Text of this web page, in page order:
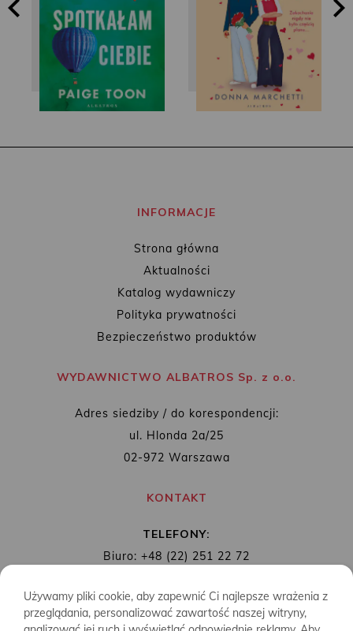
INFORMACJE
Strona główna
Aktualności
Katalog wydawniczy
Polityka prywatności
Bezpieczeństwo produktów
WYDAWNICTWO ALBATROS Sp. z o.o.
Adres siedziby / do korespondencji:
ul. Hlonda 2a/25
02-972 Warszawa
KONTAKT
TELEFONY:
Biuro: +48 (22) 251 22 72
MAIL: biuro@wydawnictwoalbatros.com
Używamy pliki cookie, aby zapewnić Ci najlepsze wrażenia z
przeglądania, personalizować zawartość naszej witryny,